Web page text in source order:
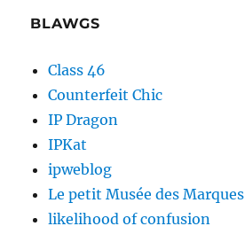
BLAWGS
Class 46
Counterfeit Chic
IP Dragon
IPKat
ipweblog
Le petit Musée des Marques
likelihood of confusion